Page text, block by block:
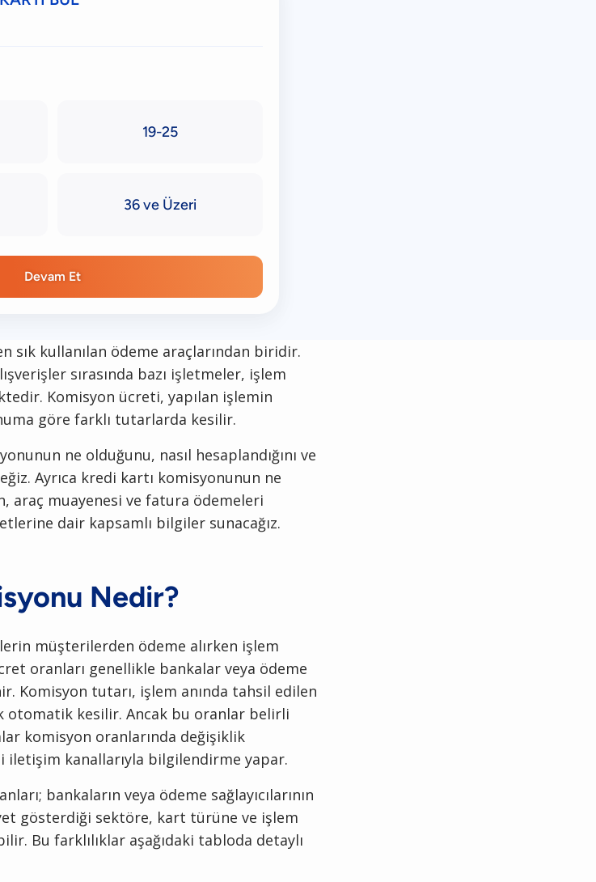
19-25
36 ve Üzeri
Devam Et
sık kullanılan ödeme araçlarından biridir.
sırasında bazı işletmeler, işlem
Komisyon ücreti, yapılan işlemin
göre farklı tutarlarda kesilir.
ne olduğunu, nasıl hesaplandığını ve
Ayrıca kredi kartı komisyonunun ne
araç muayenesi ve fatura ödemeleri
dair kapsamlı bilgiler sunacağız.
Nedir?
müşterilerden ödeme alırken işlem
oranları genellikle bankalar veya ödeme
Komisyon tutarı, işlem anında tahsil edilen
otomatik kesilir. Ancak bu oranlar belirli
komisyon oranlarında değişiklik
iletişim kanallarıyla bilgilendirme yapar.
bankaların veya ödeme sağlayıcılarının
gösterdiği sektöre, kart türüne ve işlem
Bu farklılıklar aşağıdaki tabloda detaylı